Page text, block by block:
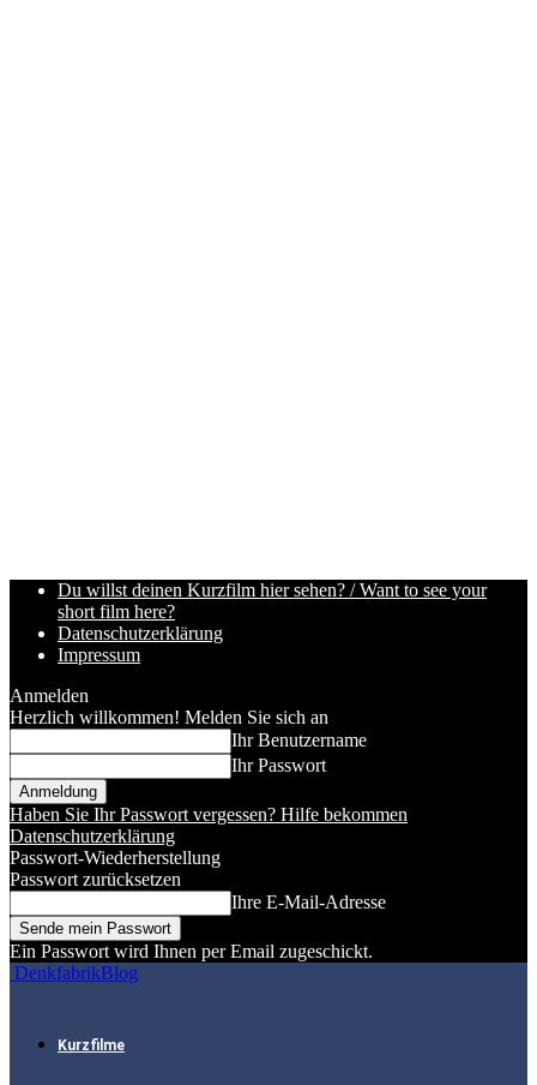
Du willst deinen Kurzfilm hier sehen? / Want to see your
short film here?
Datenschutzerklärung
Impressum
Anmelden
Herzlich willkommen! Melden Sie sich an
Ihr Benutzername
Ihr Passwort
Haben Sie Ihr Passwort vergessen? Hilfe bekommen
Datenschutzerklärung
Passwort-Wiederherstellung
Passwort zurücksetzen
Ihre E-Mail-Adresse
Ein Passwort wird Ihnen per Email zugeschickt.
DenkfabrikBlog
Kurzfilme